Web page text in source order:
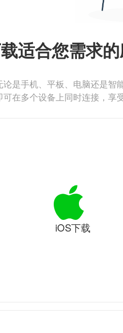
适合您需求
是手机、平板、电脑还是智
在多个设备上同时连接，享
iOS下载